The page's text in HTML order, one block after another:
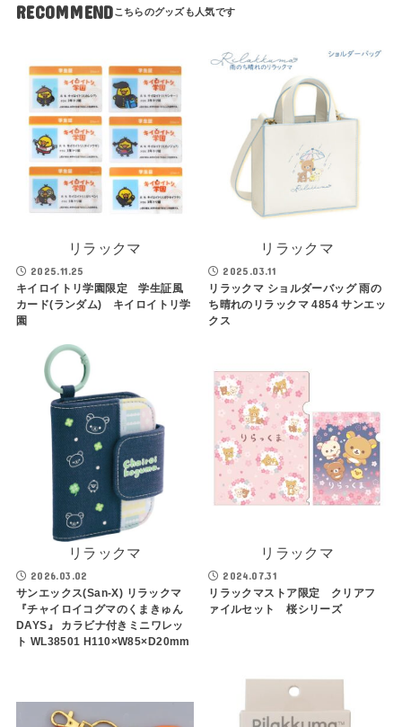
RECOMMEND
リラックマ
2025.11.25
キイロイトリ学園限定 学生証風
カード(ランダム) キイロイトリ学
園
リラックマ
2025.03.11
リラックマ ショルダーバッグ 雨の
ち晴れのリラックマ 4854 サンエッ
クス
リラックマ
2026.03.02
サンエックス(San-X) リラックマ
『チャイロイコグマのくまきゅん
DAYS』 カラビナ付きミニワレッ
ト WL38501 H110×W85×D20mm
リラックマ
2024.07.31
リラックマストア限定 クリアフ
ァイルセット 桜シリーズ